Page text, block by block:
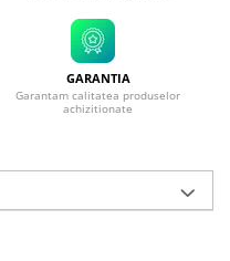
GARANTIA
Garantam calitatea produselor
achizitionate